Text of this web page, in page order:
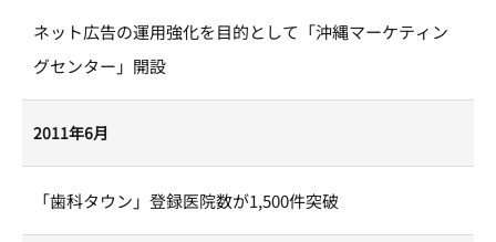
ネット広告の運用強化を目的として「沖縄マーケティン
グセンター」開設
2011年6月
「歯科タウン」登録医院数が1,500件突破